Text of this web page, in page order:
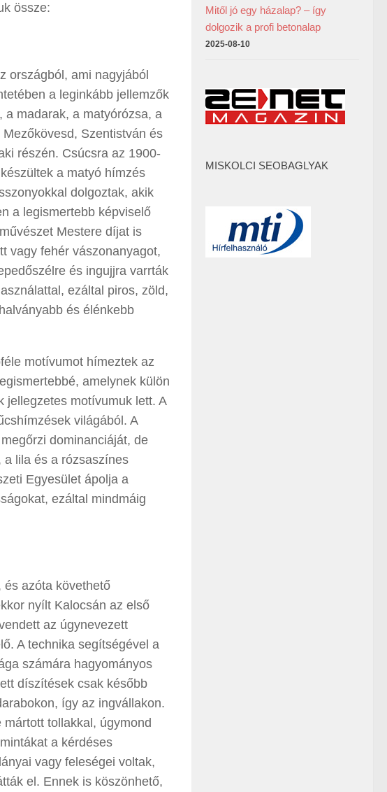
össze:
országból, ami nagyjából
a leginkább jellemzők
a madarak, a matyórózsa, a
Szentistván és
részén. Csúcsra az 1900-
a matyó hímzés
dolgoztak, akik
a legismertebb képviselő
Mestere díjat is
vagy fehér vászonanyagot,
és ingujjra varrták
ezáltal piros, zöld,
és élénkebb
motívumot hímeztek az
amelynek külön
jellegzetes motívumuk lett. A
világából. A
dominanciáját, de
a lila és a rózsaszínes
Egyesület ápolja a
ezáltal mindmáig
és azóta követhető
nyílt Kalocsán az első
az úgynevezett
A technika segítségével a
számára hagyományos
díszítések csak később
így az ingvállakon.
tollakkal, úgymond
a kérdéses
vagy feleségei voltak,
el. Ennek is köszönhető,
Mitől jó egy házalap? – így
dolgozik a profi betonalap
2025-08-10
MISKOLCI SEOBAGLYAK